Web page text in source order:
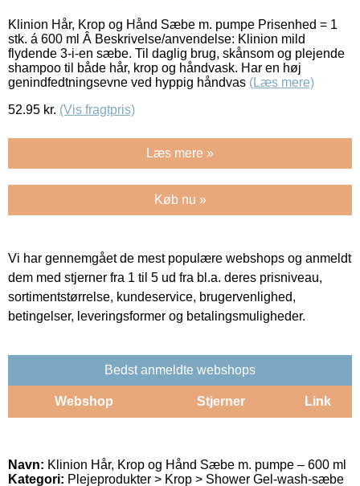
Klinion Hår, Krop og Hånd Sæbe m. pumpe Prisenhed = 1
stk. á 600 ml Â Beskrivelse/anvendelse: Klinion mild
flydende 3-i-en sæbe. Til daglig brug, skånsom og plejende
shampoo til både hår, krop og håndvask. Har en høj
genindfedtningsevne ved hyppig håndvas (Læs mere)
52.95 kr. (Vis fragtpris)
Læs mere »
Køb nu »
Vi har gennemgået de mest populære webshops og anmeldt
dem med stjerner fra 1 til 5 ud fra bl.a. deres prisniveau,
sortimentstørrelse, kundeservice, brugervenlighed,
betingelser, leveringsformer og betalingsmuligheder.
Bedst anmeldte webshops
Webshop Stjerner Link
Navn: Klinion Hår, Krop og Hånd Sæbe m. pumpe – 600 ml
Kategori: Plejeprodukter > Krop > Shower Gel-wash-sæbe